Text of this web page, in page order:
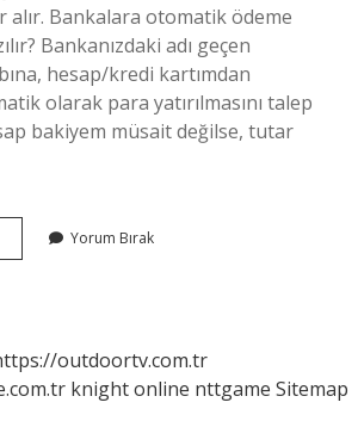
alır. Bankalara otomatik ödeme
Bankanızdaki adı geçen
hesap/kredi kartımdan
olarak para yatırılmasını talep
bakiyem müsait değilse, tutar
Bankaya
Yorum Bırak
outdoortv.com.tr
knight online nttgame Sitemap